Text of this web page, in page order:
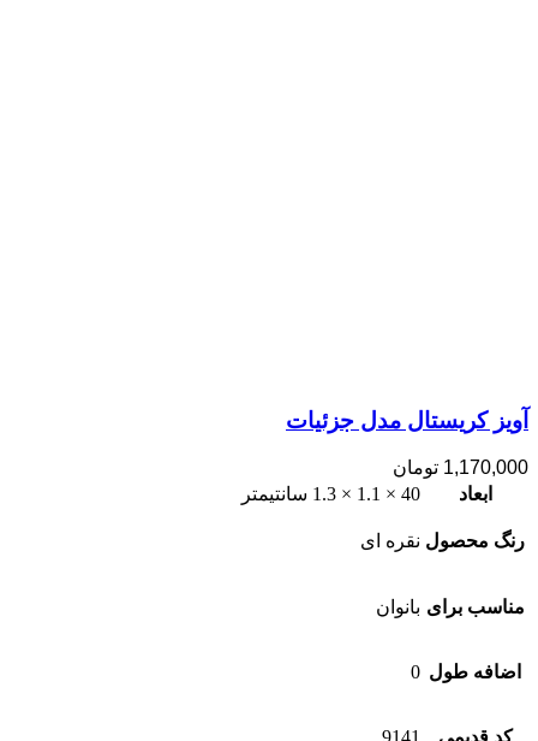
آویز کریستال مدل جزئیات
1,170,000 تومان
ابعاد
40 × 1.1 × 1.3 سانتیمتر
رنگ محصول نقره ای
مناسب برای بانوان
اضافه طول 0